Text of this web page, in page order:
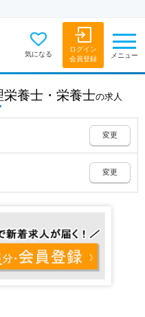
気になる
ログイン
会員登録
メニュー
栄養士・栄養士の求人
変更
変更